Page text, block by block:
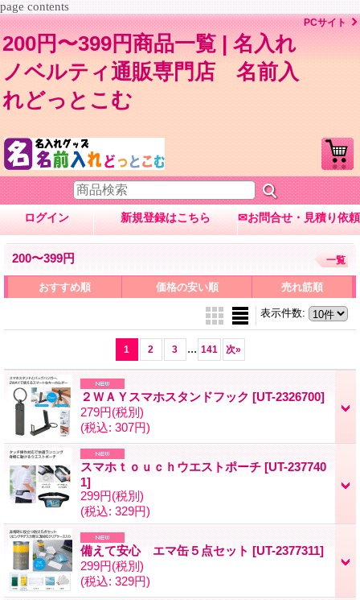
page contents
200円〜399円商品一覧 | 名入れ
ノベルティ通販専門店 名前入
れどっとこむ
PCサイト
ログイン 新規登録はこちら ✉お問合せ・見積り依頼
200〜399円 一覧
おすすめ順 価格の安い順 売れ筋順
表示件数:
1 2 3 ... 141 次»
２ＷＡＹスマホスタンドフック [UT-2326700]
279円(税別)
(税込: 307円)
スマホｔｏｕｃｈウエストポーチ [UT-237740
1]
299円(税別)
(税込: 329円)
備えて安心 エマ缶５点セット [UT-2377311]
299円(税別)
(税込: 329円)